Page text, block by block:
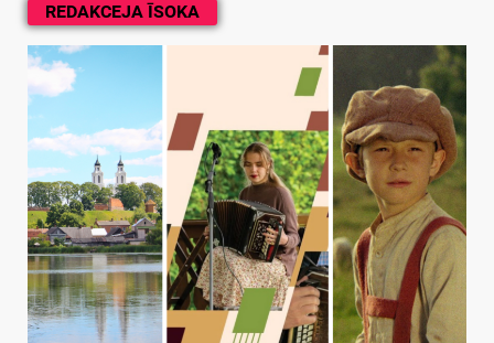
REDAKCEJA ĪSOKA